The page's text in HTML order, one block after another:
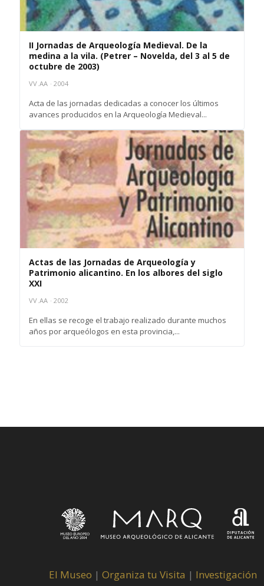
II Jornadas de Arqueología Medieval. De la
medina a la vila. (Petrer – Novelda, del 3 al 5 de
octubre de 2003)
VV.AA · 2004
Acta de las jornadas dedicadas a conocer los últimos
avances producidos en la Arqueología Medieval...
Actas de las Jornadas de Arqueología y
Patrimonio alicantino. En los albores del siglo
XXI
VV.AA · 2002
En ellas se recoge el trabajo realizado durante muchos
años por arqueólogos en esta provincia,...
El Museo | Organiza tu Visita | Investigación